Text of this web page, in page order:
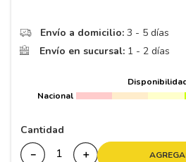
Envío a domicilio: 3 - 5 días
Envío en sucursal: 1 - 2 días
Nacional
Cantidad
＋
－
10.
265